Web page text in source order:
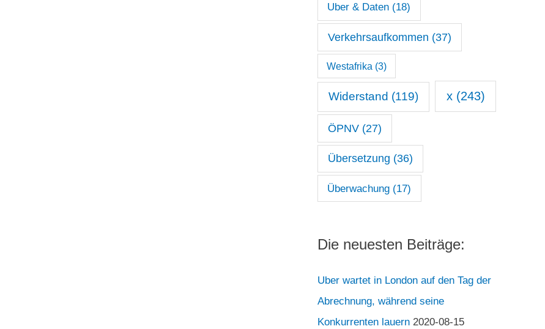
Uber & Daten (18)
Verkehrsaufkommen (37)
Westafrika (3)
Widerstand (119) x(243)
ÖPNV(27)
Übersetzung (36)
Überwachung (17)
Die neuesten Beiträge:
Uber wartet in London auf den Tag der
Abrechnung, während seine
Konkurrenten lauern 2020-08-15